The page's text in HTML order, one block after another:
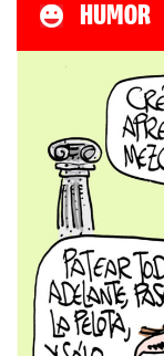
HUMOR